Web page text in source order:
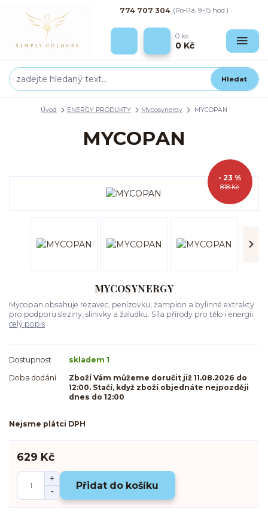
Hledat
774 707 304 (Po-Pá, 9-15 hod.)
0 ks
0 Kč
Úvod ENERGY PRODUKTY Mycosynergy MYCOPAN
MYCOPAN
818 Kč
- 23 %
MYCOSYNERGY
Mycopan obsahuje rezavec, penízovku, žampion a bylinné extrakty
pro podporu sleziny, slinivky a žaludku. Síla přírody pro tělo i energii.
celý popis
Dostupnost
skladem 1
Doba dodání
Zboží Vám můžeme doručit již 11.08.2026 do
12:00. Stačí, když zboží objednáte nejpozději
dnes do 12:00
Nejsme plátci DPH
629 Kč
Přidat do košíku